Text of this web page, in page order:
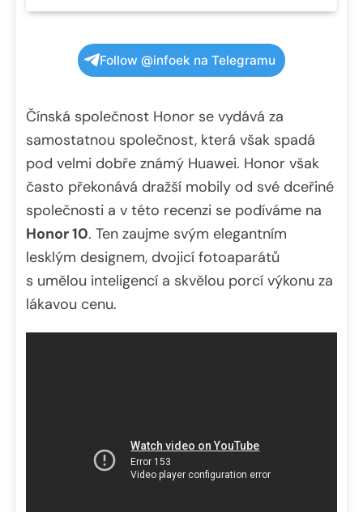
Follow @infoek na Telegramu
Čínská společnost Honor se vydává za
samostatnou společnost, která však spadá
pod velmi dobře známý Huawei. Honor však
často překonává dražší mobily od své dceřiné
společnosti a v této recenzi se podíváme na
Honor 10. Ten zaujme svým elegantním
lesklým designem, dvojicí fotoaparátů
s umělou inteligencí a skvělou porcí výkonu za
lákavou cenu.